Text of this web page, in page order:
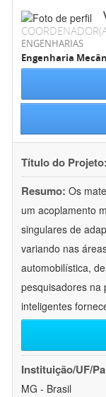
ENGENHARIAS
Engenharia
Título do Projeto:
Resumo: Os
um acoplamento
singulares de
variando nas
automobilística,
pesquisadores na
inteligentes
Instituição/UF/
MG - Brasil